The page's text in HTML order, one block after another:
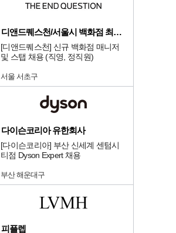
디앤드퀘스천/서울시 백화점 최상급 점
[디앤드퀘스천] 신규 백화점 매니저
및 스탭 채용 (직영, 정직원)
서울 서초구
다이슨코리아 유한회사
[다이슨코리아] 부산 신세계 센텀시
티점 Dyson Expert 채용
부산 해운대구
피플렙